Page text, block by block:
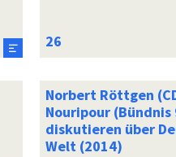
Norbert Röttgen
Nouripour (Bündnis
diskutieren über
Welt (2014)